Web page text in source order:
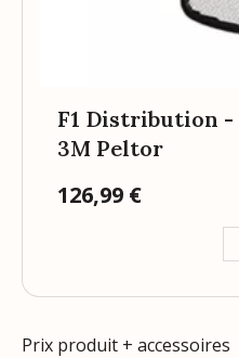
F1 Distribution
3M Peltor
Prix
126,99 €
Prix produit + accessoires